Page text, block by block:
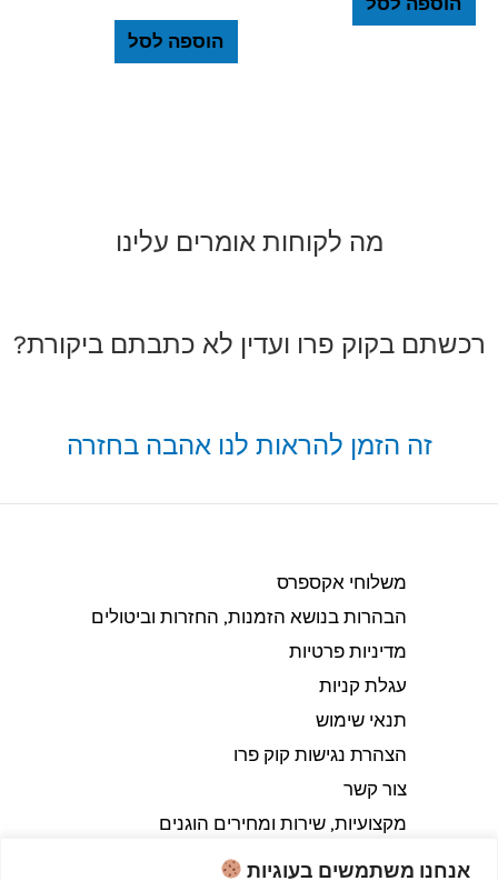
אנחנו משתמשים בעוגיות
הוספה לסל
מה לקוחות אומרים עלינו
רכשתם בקוק פרו ועדין לא כתבתם ביקורת?
זה הזמן להראות לנו אהבה בחזרה
משלוחי אקספרס
הבהרות בנושא הזמנות, החזרות וביטולים​
מדיניות פרטיות
עגלת קניות
תנאי שימוש
הצהרת נגישות קוק פרו
צור קשר
מקצועיות, שירות ומחירים הוגנים